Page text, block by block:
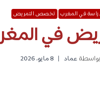
في المغرب تخصص التمريض
في المغرب
بواسطة عماد 8 مايو، 2026